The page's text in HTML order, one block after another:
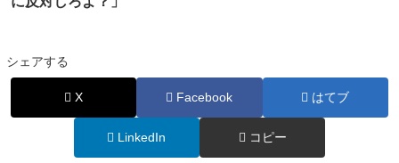
シェアする
X Facebook はてブ
LinkedIn コピー